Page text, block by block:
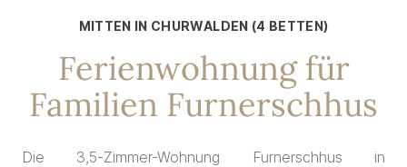
Churwalden gelegen
MITTEN IN CHURWALDEN (4 BETTEN)
Ferienwohnung für
Familien Furnerschhus
Die 3,5-Zimmer-Wohnung Furnerschhus in